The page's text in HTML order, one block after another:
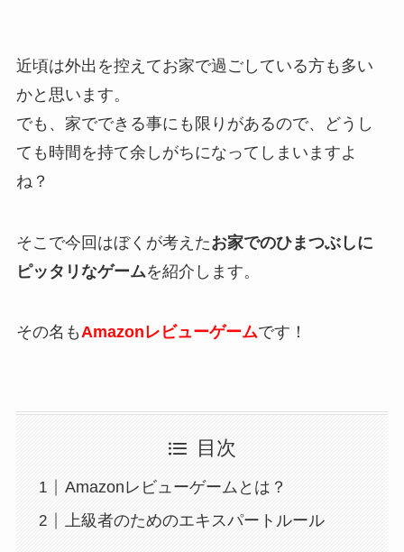
近頃は外出を控えてお家で過ごしている方も多い
かと思います。
でも、家でできる事にも限りがあるので、どうし
ても時間を持て余しがちになってしまいますよ
ね？
そこで今回はぼくが考えたお家でのひまつぶしに
ピッタリなゲームを紹介します。
その名もAmazonレビューゲームです！
目次
Amazonレビューゲームとは？
上級者のためのエキスパートルール